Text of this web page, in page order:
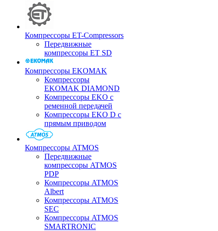
Компрессоры ET-Compressors
Передвижные
компрессоры ET SD
Компрессоры EKOMAK
Компрессоры
EKOMAK DIAMOND
Компрессоры EKO c
ременной передачей
Компрессоры EKO D с
прямым приводом
Компрессоры ATMOS
Передвижные
компрессоры ATMOS
PDP
Компрессоры ATMOS
Albert
Компрессоры ATMOS
SEC
Компрессоры ATMOS
SMARTRONIC